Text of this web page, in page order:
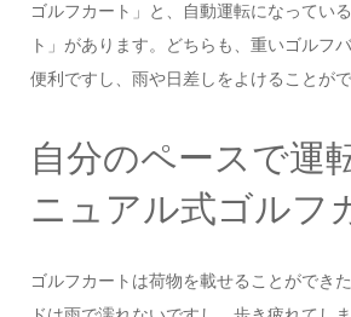
ゴルフカート」と、自動運転になってい
ト」があります。どちらも、重いゴルフ
便利ですし、雨や日差しをよけることがで
自分のペースで運
ニュアル式ゴルフ
ゴルフカートは荷物を載せることができ